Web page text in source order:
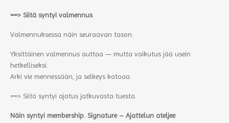
==> Siitä syntyi valmennus
Valmennuksessa näin seuraavan tason.
Yksittäinen valmennus auttaa — mutta vaikutus jää usein
hetkelliseksi.
Arki vie mennessään, ja selkeys katoaa.
==> Siitä syntyi ajatus jatkuvasta tuesta.
Näin syntyi membership. Signature – Ajattelun ateljee